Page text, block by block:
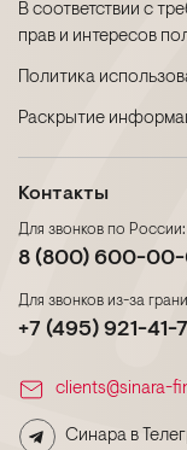
В соответствии с
прав и интересов
Политика
Раскрытие
Контакты
clients@sinara-
Синара в
Для звонков по России:
8 (800) 600-
Для звонков из-за
+7 (495) 921-41-